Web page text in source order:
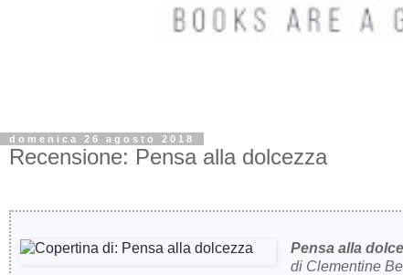
domenica 26 agosto 2018
Recensione: Pensa alla dolcezza
Pensa alla
di Clementine